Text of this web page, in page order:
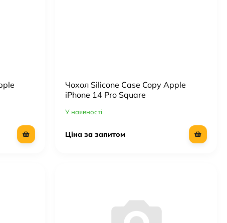
Чохол Silicone Case Copy Apple
iPhone 14 Pro Square
У наявності
Ціна за запитом